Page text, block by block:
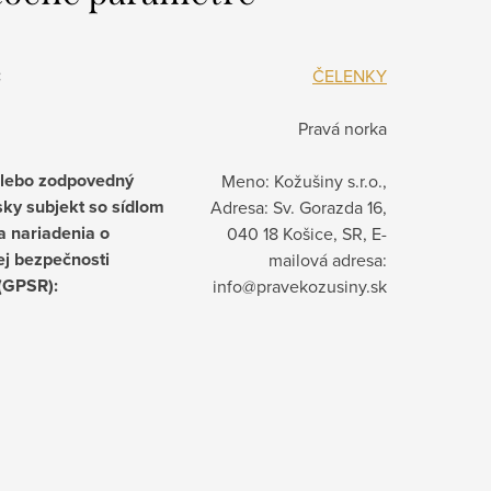
ČELENKY
Pravá norka
zodpovedný
subjekt so sídlom
nariadenia o
bezpečnosti
:
Meno: Kožušiny s.r.o.,
Adresa: Sv. Gorazda 16,
040 18 Košice, SR, E-
mailová adresa:
info@pravekozusiny.sk